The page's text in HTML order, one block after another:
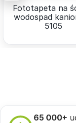
Fototapeta na
wodospad
5105
65 000+